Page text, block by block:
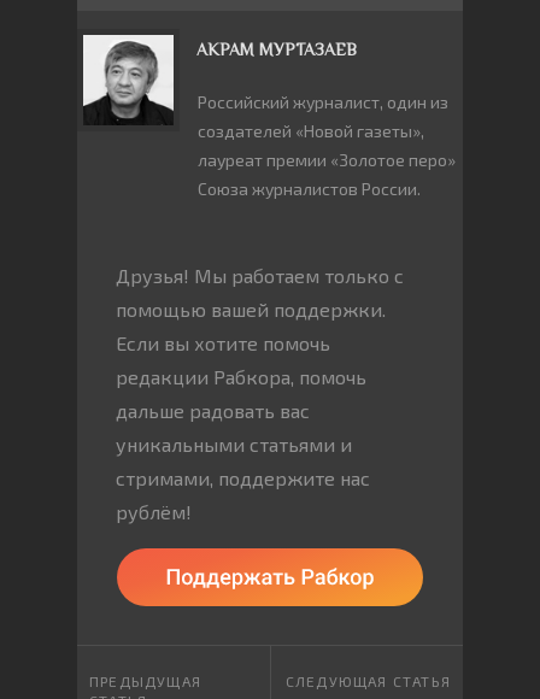
АКРАМ МУРТАЗАЕВ
Российский журналист, один из
создателей «Новой газеты»,
лауреат премии «Золотое перо»
Союза журналистов России.
Друзья! Мы работаем только с
помощью вашей поддержки.
Если вы хотите помочь
редакции Рабкора, помочь
дальше радовать вас
уникальными статьями и
стримами, поддержите нас
рублём!